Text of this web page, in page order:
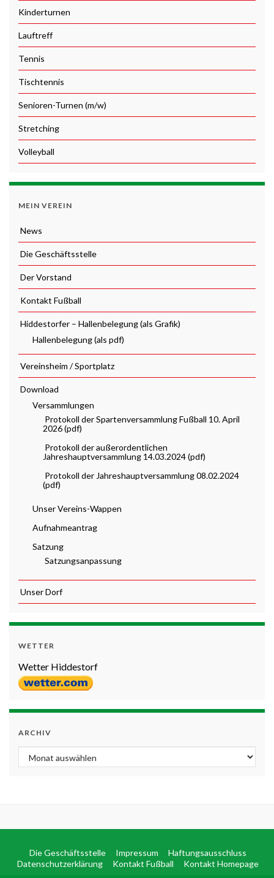
Kinderturnen
Lauftreff
Tennis
Tischtennis
Senioren-Turnen (m/w)
Stretching
Volleyball
MEIN VEREIN
News
Die Geschäftsstelle
Der Vorstand
Kontakt Fußball
Hiddestorfer – Hallenbelegung (als Grafik)
Hallenbelegung (als pdf)
Vereinsheim / Sportplatz
Download
Versammlungen
Protokoll der Spartenversammlung Fußball 10. April
2026 (pdf)
Protokoll der außerordentlichen
Jahreshauptversammlung 14.03.2024 (pdf)
Protokoll der Jahreshauptversammlung 08.02.2024
(pdf)
Unser Vereins-Wappen
Aufnahmeantrag
Satzung
Satzungsanpassung
Unser Dorf
WETTER
Wetter Hiddestorf
ARCHIV
Archiv
Die Geschäftsstelle Impressum
Haftungsausschluss
Datenschutzerklärung
Kontakt Fußball Kontakt Homepage